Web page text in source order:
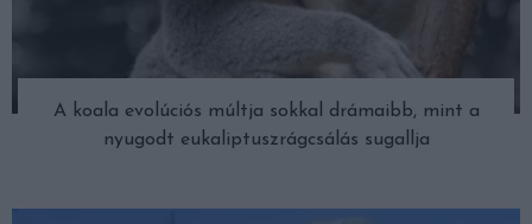
A koala evolúciós múltja sokkal drámaibb, mint a
nyugodt eukaliptuszrágcsálás sugallja